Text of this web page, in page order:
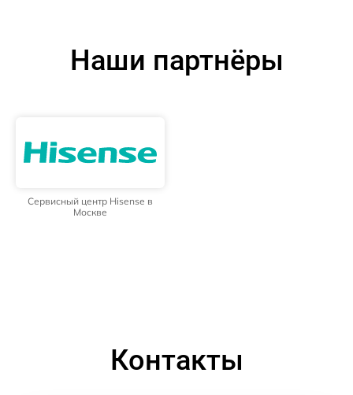
Наши партнёры
Сервисный центр Hisense в
Москве
Контакты